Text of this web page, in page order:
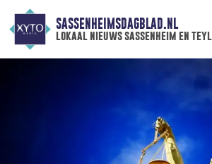
SASSENHEIMSDAGBLAD.NL
lokaal nieuws sassenheim en